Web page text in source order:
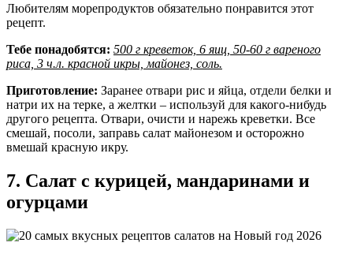
Любителям морепродуктов обязательно понравится этот
рецепт.
Тебе понадобятся: 500 г креветок, 6 яиц, 50-60 г вареного
риса, 3 ч.л. красной икры, майонез, соль.
Приготовление: Заранее отвари рис и яйца, отдели белки и
натри их на терке, а желтки – используй для какого-нибудь
другого рецепта. Отвари, очисти и нарежь креветки. Все
смешай, посоли, заправь салат майонезом и осторожно
вмешай красную икру.
7. Салат с курицей, мандаринами и
огурцами